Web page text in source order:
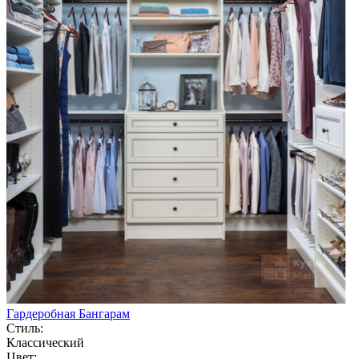
Гардеробная Бангарам
Стиль:
Классический